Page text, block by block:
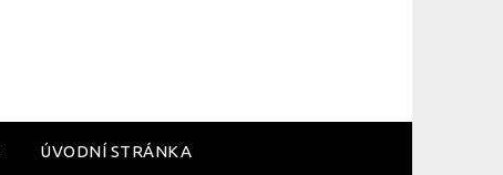
ÚVODNÍ STRÁNKA